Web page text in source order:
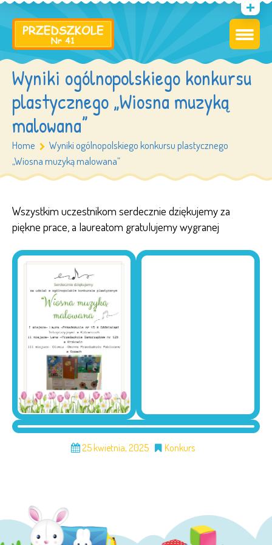
Wyniki ogólnopolskiego konkursu
plastycznego „Wiosna muzyką
malowana”
Home
Wyniki ogólnopolskiego konkursu plastycznego
„Wiosna muzyką malowana”
Wszystkim uczestnikom serdecznie dziękujemy za
piękne prace, a laureatom gratulujemy wygranej
25 kwietnia, 2025 Konkurs